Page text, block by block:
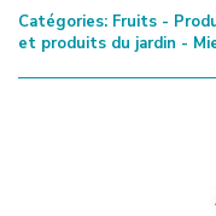
Catégories: Fruits -
et produits du jardin -